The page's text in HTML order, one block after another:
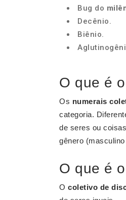
Bug do
Decênio.
Biênio.
O que é
Os numerais
categoria.
de seres ou
gênero
O que é
O coletivo de